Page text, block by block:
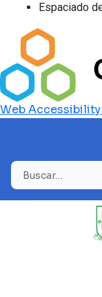
Espaciado
Web
Buscar